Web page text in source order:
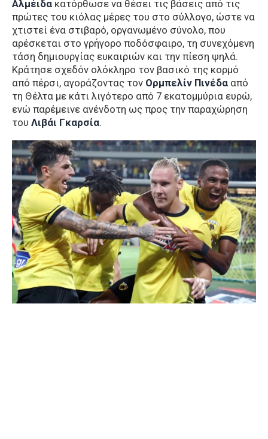
Αλμέιδα κατόρθωσε να θέσει τις βάσεις από τις
πρώτες του κιόλας μέρες του στο σύλλογο, ώστε να
χτιστεί ένα στιβαρό, οργανωμένο σύνολο, που
αρέσκεται στο γρήγορο ποδόσφαιρο, τη συνεχόμενη
τάση δημιουργίας ευκαιριών και την πίεση ψηλά.
Κράτησε σχεδόν ολόκληρο τον βασικό της κορμό
από πέρσι, αγοράζοντας τον Oρμπελίν Πινέδα από
τη Θέλτα με κάτι λιγότερο από 7 εκατομμύρια ευρώ,
ενώ παρέμεινε ανένδοτη ως προς την παραχώρηση
του Λιβάι Γκαρσία.